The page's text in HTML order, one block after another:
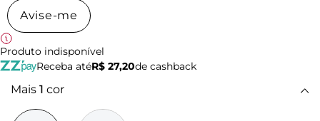
Avise-me
Produto indisponível
Receba atéR$ 27,20de cashback
Mais 1 cor